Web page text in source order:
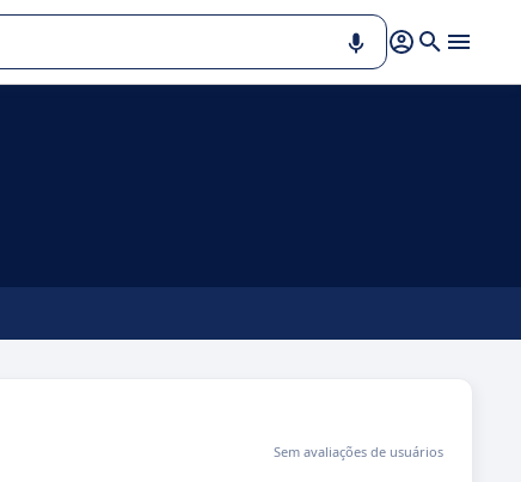
Sem avaliações de usuários